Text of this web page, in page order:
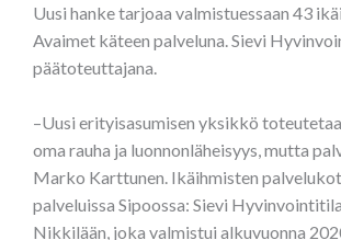
Uusi hanke tarjoaa valmistuessaan 43
Avaimet käteen palveluna. Sievi
päätoteuttajana.
–Uusi erityisasumisen yksikkö
oma rauha ja luonnonläheisyys, mutta
Marko Karttunen. Ikäihmisten
palveluissa Sipoossa: Sievi
Nikkilään, joka valmistui alkuvuonna